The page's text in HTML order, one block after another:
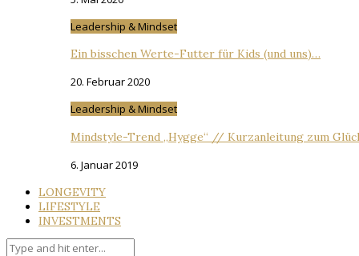
Leadership & Mindset
Ein bisschen Werte-Futter für Kids (und uns)…
20. Februar 2020
Leadership & Mindset
Mindstyle-Trend „Hygge“ // Kurzanleitung zum
6. Januar 2019
LONGEVITY
LIFESTYLE
INVESTMENTS